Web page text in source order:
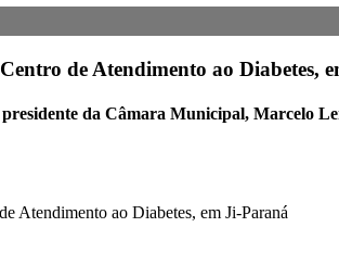
de Atendimento ao Diabetes,
da Câmara Municipal, Marcelo